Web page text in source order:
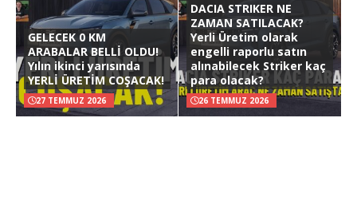
GELECEK 0 KM
ARABALAR BELLİ OLDU!
Yılın ikinci yarısında
YERLİ ÜRETİM COŞACAK!
27 TEMMUZ 2026
DACIA STRIKER NE
ZAMAN SATILACAK?
Yerli Üretim olarak
engelli raporlu satın
alınabilecek Striker kaç
para olacak?
26 TEMMUZ 2026